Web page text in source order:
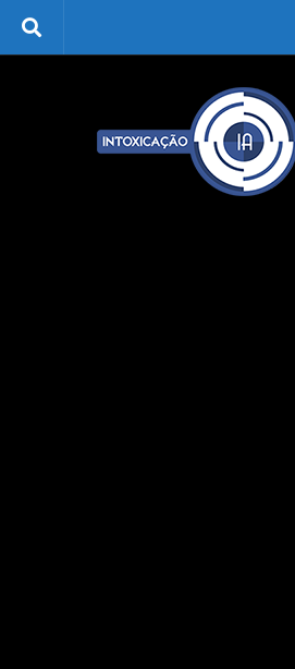
Skip to content